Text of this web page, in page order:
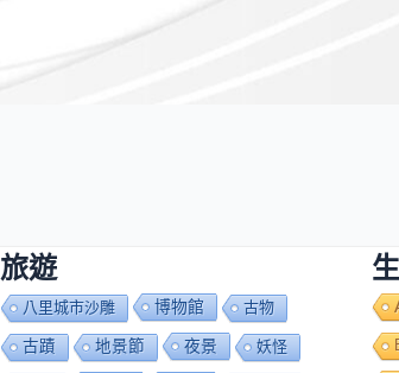
旅遊
八里城市沙雕 博物館 古物
古蹟 地景節 夜景 妖怪